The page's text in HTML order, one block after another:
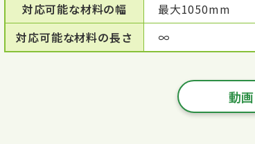
対応可能な材料の幅
最大1050mm
対応可能な材料の長さ
∞
動